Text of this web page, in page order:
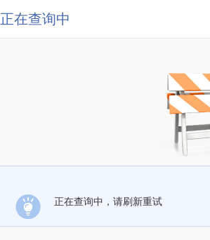
正在查询中
正在查询中，请刷新重试